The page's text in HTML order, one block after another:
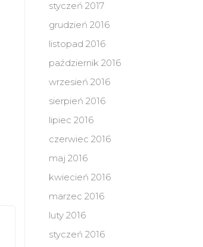
styczeń 2017
grudzień 2016
listopad 2016
październik 2016
wrzesień 2016
sierpień 2016
lipiec 2016
czerwiec 2016
maj 2016
kwiecień 2016
marzec 2016
luty 2016
styczeń 2016